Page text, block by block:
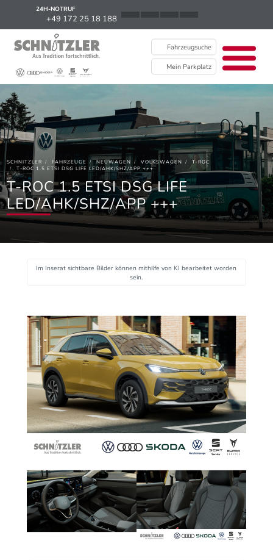
24H-NOTRUF
+49 172 25 18 188
Fahrzeugsuche
Mein Parkplatz
News
Kontakt / Standorte
Über uns
Newsletter
EU Data Act
SCHNITZLER FAHRZEUGE NEUWAGEN VOLKSWAGEN
T-ROC
T-ROC 1.5 ETSI DSG LIFE LED/AHK/SHZ/APP +++
T-ROC 1.5 ETSI DSG LIFE
LED/AHK/SHZ/APP +++
Im Inserat sichtbare Bilder können mithilfe von KI bearbeitet worden
sein.